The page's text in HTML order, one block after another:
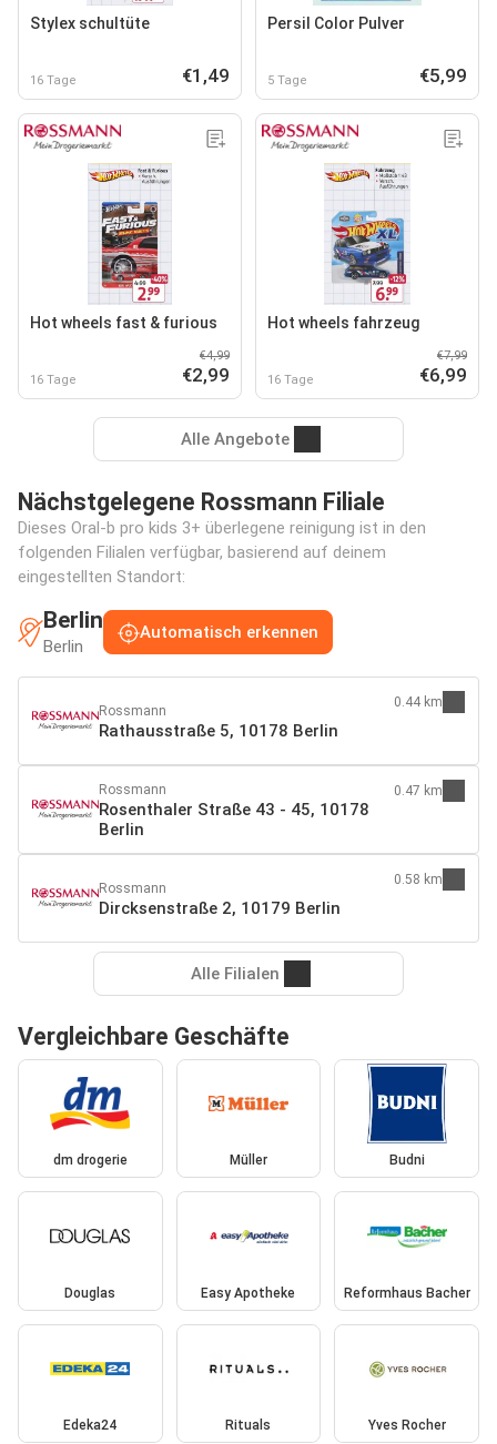
Stylex schultüte
16 Tage €1,49
Persil Color Pulver
5 Tage €5,99
Hot wheels fast & furious
16 Tage
€4,99
€2,99
Hot wheels fahrzeug
16 Tage
€7,99
€6,99
Alle Angebote
Nächstgelegene Rossmann Filiale
Dieses Oral-b pro kids 3+ überlegene reinigung ist in den
folgenden Filialen verfügbar, basierend auf deinem
eingestellten Standort:
Berlin
Berlin
Automatisch erkennen
Rossmann
Rathausstraße 5, 10178 Berlin
0.44 km
Rossmann
Rosenthaler Straße 43 - 45, 10178
Berlin
0.47 km
Rossmann
Dircksenstraße 2, 10179 Berlin
0.58 km
Alle Filialen
Vergleichbare Geschäfte
dm drogerie Müller Budni
Douglas Easy Apotheke Reformhaus Bacher
Edeka24 Rituals Yves Rocher